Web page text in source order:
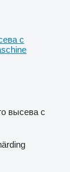
с
высева с